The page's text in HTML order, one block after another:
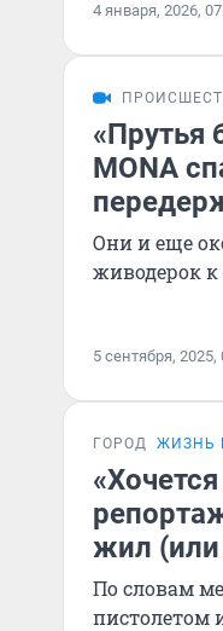
4 января, 2026,
«Прутья
MONA
Они и еще
живодерок к
5 сентября, 2025,
ГОРОД ЖИЗНЬ
жил
По словам
пистолетом